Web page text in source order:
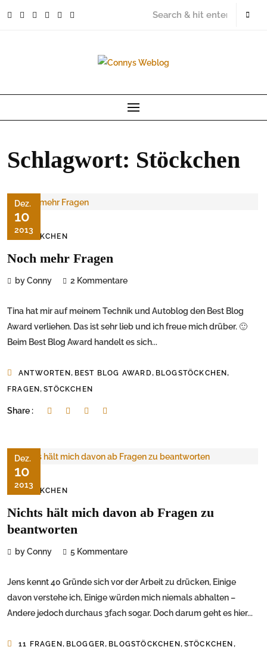
Schlagwort: Stöckchen
Dez.
10
2013
STÖCKCHEN
Noch mehr Fragen
by Conny 2 Kommentare
Tina hat mir auf meinem Technik und Autoblog den Best Blog
Award verliehen. Das ist sehr lieb und ich freue mich drüber. 🙂
Beim Best Blog Award handelt es sich...
ANTWORTEN, BEST BLOG AWARD, BLOGSTÖCKCHEN,
FRAGEN,STÖCKCHEN
Share :
Dez.
10
2013
STÖCKCHEN
Nichts hält mich davon ab Fragen zu
beantworten
by Conny 5 Kommentare
Jens kennt 40 Gründe sich vor der Arbeit zu drücken, Einige
davon verstehe ich, Einige würden mich niemals abhalten –
Andere jedoch durchaus 3fach sogar. Doch darum geht es hier...
11 FRAGEN , BLOGGER, BLOGSTÖCKCHEN , STÖCKCHEN ,